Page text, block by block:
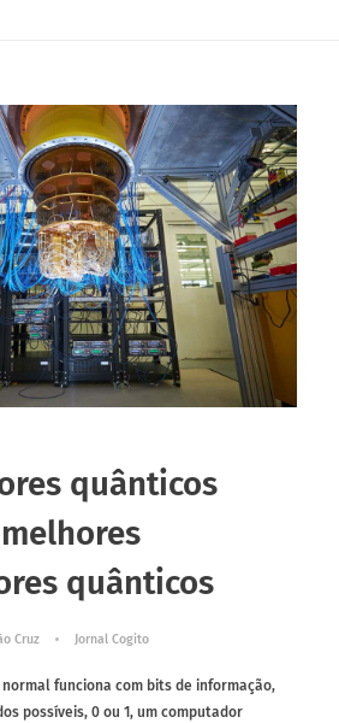
quânticos
quânticos
Cruz Jornal Cogito
funciona com bits de informação,
possíveis, 0 ou 1, um computador